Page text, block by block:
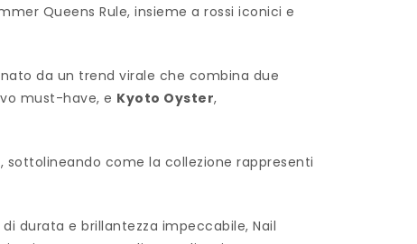
Queens Rule, insieme a rossi iconici e
da un trend virale che combina due
must-have, e Kyoto Oyster,
sottolineando come la collezione rappresenti
durata e brillantezza impeccabile, Nail